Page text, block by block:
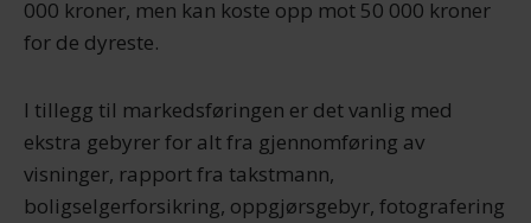
000 kroner, men kan koste opp mot 50 000 kroner
for de dyreste.
I tillegg til markedsføringen er det vanlig med
ekstra gebyrer for alt fra gjennomføring av
visninger, rapport fra takstmann,
boligselgerforsikring, oppgjørsgebyr, fotografering